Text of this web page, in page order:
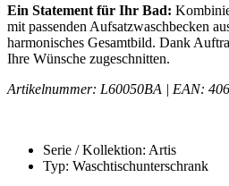
Ein Statement für Ihr Bad:
mit passenden Aufsatzwaschbecken
harmonisches Gesamtbild. Dank
Ihre Wünsche zugeschnitten.
Artikelnummer: L60050BA | EAN:
Serie / Kollektion: Artis
Typ: Waschtischunterschrank